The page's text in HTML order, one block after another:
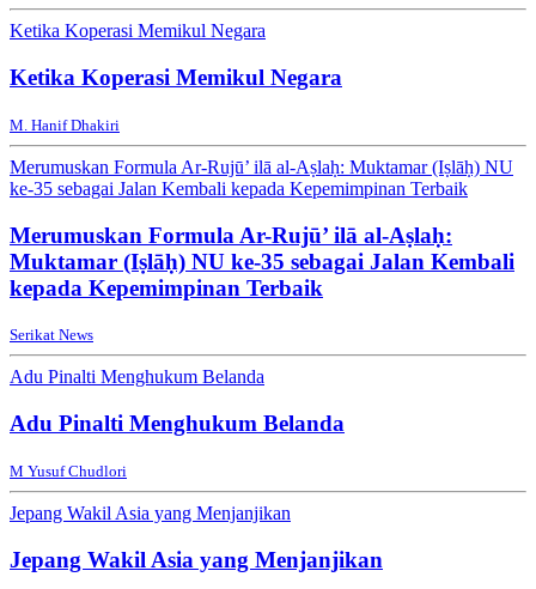
Ketika Koperasi Memikul Negara
Ketika Koperasi Memikul Negara
M. Hanif Dhakiri
Merumuskan Formula Ar-Rujū’ ilā al-Aṣlaḥ: Muktamar (Iṣlāḥ) NU
ke-35 sebagai Jalan Kembali kepada Kepemimpinan Terbaik
Merumuskan Formula Ar-Rujū’ ilā al-Aṣlaḥ:
Muktamar (Iṣlāḥ) NU ke-35 sebagai Jalan Kembali
kepada Kepemimpinan Terbaik
Serikat News
Adu Pinalti Menghukum Belanda
Adu Pinalti Menghukum Belanda
M Yusuf Chudlori
Jepang Wakil Asia yang Menjanjikan
Jepang Wakil Asia yang Menjanjikan